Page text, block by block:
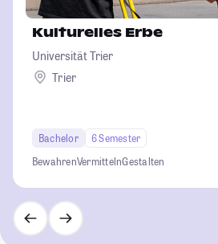
Kulturelles Erbe
Universität Trier
Trier
Bachelor
6 Semester
BewahrenVermittelnGestalten